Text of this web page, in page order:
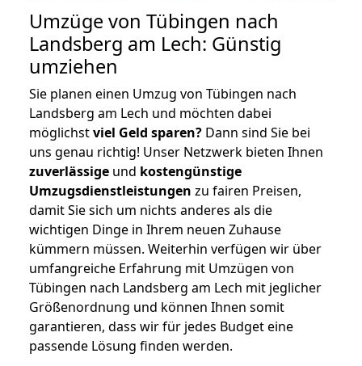
Umzüge von Tübingen nach
Landsberg am Lech: Günstig
umziehen
Sie planen einen Umzug von Tübingen nach
Landsberg am Lech und möchten dabei
möglichstviel Geld sparen? Dann sind Sie bei
uns genau richtig! Unser Netzwerk bieten Ihnen
zuverlässige und kostengünstige
Umzugsdienstleistungen zu fairen Preisen,
damit Sie sich um nichts anderes als die
wichtigen Dinge in Ihrem neuen Zuhause
kümmern müssen. Weiterhin verfügen wir über
umfangreiche Erfahrung mit Umzügen von
Tübingen nach Landsberg am Lech mit jeglicher
Größenordnung und können Ihnen somit
garantieren, dass wir für jedes Budget eine
passende Lösung finden werden.